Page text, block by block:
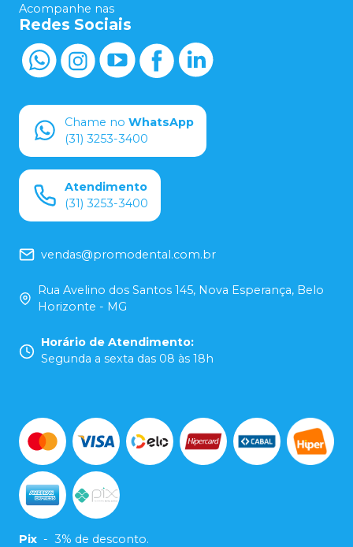
Acompanhe nas
Redes Sociais
Chame no WhatsApp
(31) 3253-3400
Atendimento
(31) 3253-3400
vendas@promodental.com.br
Rua Avelino dos Santos 145, Nova Esperança, Belo
Horizonte - MG
Horário de Atendimento:
Segunda a sexta das 08 às 18h
Pix - 3% de desconto.